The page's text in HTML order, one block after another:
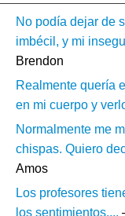
No podía dejar de
imbécil, y mi
Brendon
Realmente quería
en mi cuerpo y
Normalmente me
chispas. Quiero
Amos
Los profesores
los sentimientos....